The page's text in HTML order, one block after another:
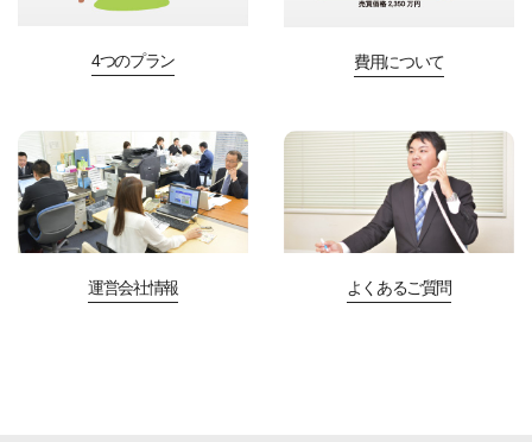
4つのプラン 費用について
運営会社情報 よくあるご質問